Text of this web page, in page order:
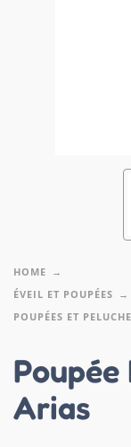
HOME
ÉVEIL ET POUPÉES
POUPÉES ET
Arias